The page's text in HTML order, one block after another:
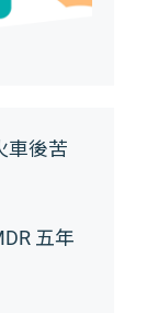
車後苦
五年